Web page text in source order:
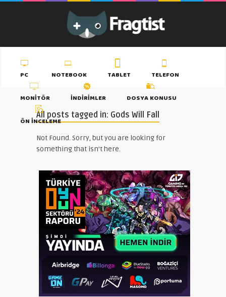
PC NOTEBOOK TABLET
TELEFON
MONITÖR
İNDIRIMLER
DOSYA KONUSU
ÖN İNCELEME
All posts tagged in: Gods Will Fall
Not Found. Sorry, but you are looking for
something that isn't here.